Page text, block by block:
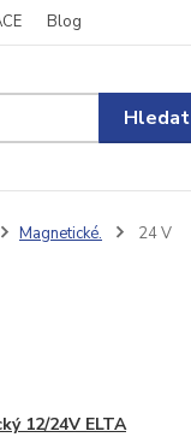
Blog
Hledat
Magnetické. 24 V
12/24V ELTA